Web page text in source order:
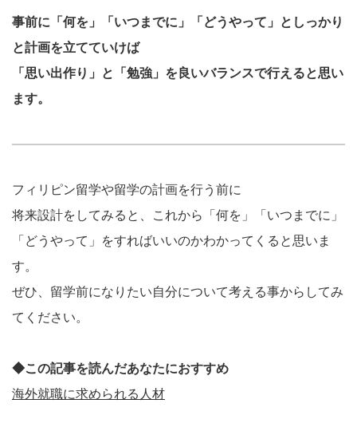
事前に「何を」「いつまでに」「どうやって」としっかり
と計画を立てていけば
「思い出作り」と「勉強」を良いバランスで行えると思い
ます。
フィリピン留学や留学の計画を行う前に
将来設計をしてみると、これから「何を」「いつまでに」
「どうやって」をすればいいのかわかってくると思いま
す。
ぜひ、留学前になりたい自分について考える事からしてみ
てください。
◆この記事を読んだあなたにおすすめ
海外就職に求められる人材